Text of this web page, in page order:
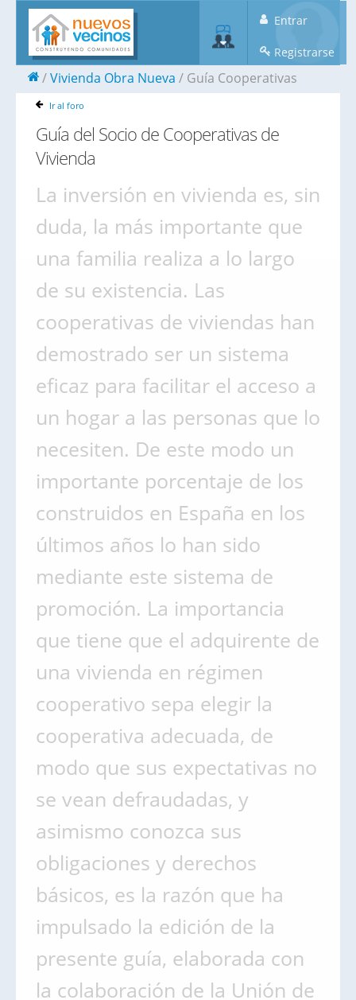
Entrar
Registrarse
Vivienda Obra Nueva Guía Cooperativas
Ir al foro
Guía del Socio de Cooperativas de
Vivienda
La inversión en vivienda es, sin
duda, la más importante que
una familia realiza a lo largo
de su existencia. Las
cooperativas de viviendas han
demostrado ser un sistema
eficaz para facilitar el acceso a
un hogar a las personas que lo
necesiten. De este modo un
importante porcentaje de los
construidos en España en los
últimos años lo han sido
mediante este sistema de
promoción. La importancia
que tiene que el adquirente de
una vivienda en régimen
cooperativo sepa elegir la
cooperativa adecuada, de
modo que sus expectativas no
se vean defraudadas, y
asimismo conozca sus
obligaciones y derechos
básicos, es la razón que ha
impulsado la edición de la
presente guía, elaborada con
la colaboración de la Unión de